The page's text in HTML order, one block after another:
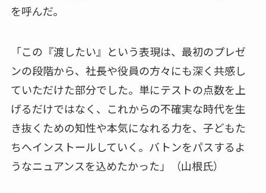
を呼んだ。
「この『渡したい』という表現は、最初のプレゼ
ンの段階から、社長や役員の方々にも深く共感し
ていただけた部分でした。単にテストの点数を上
げるだけではなく、これからの不確実な時代を生
き抜くための知性や本気になれる力を、子どもた
ちへインストールしていく。バトンをパスするよ
うなニュアンスを込めたかった」（山根氏）